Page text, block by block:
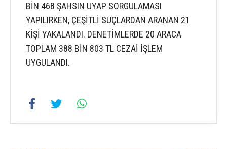
BİN 468 ŞAHSIN UYAP SORGULAMASI
YAPILIRKEN, ÇEŞİTLİ SUÇLARDAN ARANAN 21
KİŞİ YAKALANDI. DENETİMLERDE 20 ARACA
TOPLAM 388 BİN 803 TL CEZAİ İŞLEM
UYGULANDI.